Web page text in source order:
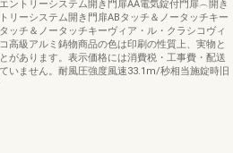
ントリーシステム開き門扉AA電気錠付門扉︵開き
リーシステム開き門扉ABタッチ＆ノータッチキー
ッチ＆ノータッチキーヴィア・ル・クラシコヴィ
高級アルミ鋳物商品の色は印刷の性質上、実物と
があります。表示価格には消費税・工事費・配送
いません。耐風圧強度風速33.1m/秒相当施錠時旧